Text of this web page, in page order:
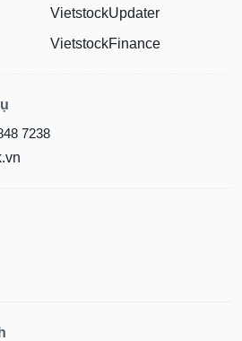
VietstockUpdater
VietstockFinance
7238